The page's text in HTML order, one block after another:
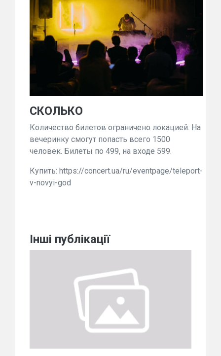
СКОЛЬКО
Количество билетов ограничено локацией. На
вечеринку смогут попасть всего 1500
человек. Билеты по 499, на входе 599.
Купить: https://concert.ua/ru/eventpage/teleport-
v-novyi-god
Інші публікації